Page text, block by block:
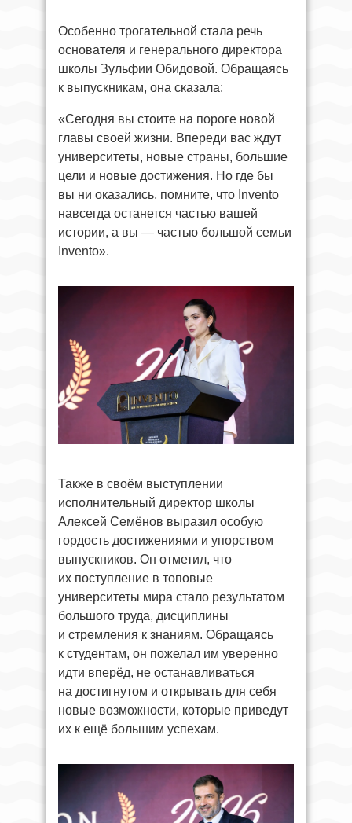
Особенно трогательной стала речь
основателя и генерального директора
школы Зульфии Обидовой. Обращаясь
к выпускникам, она сказала:
«Сегодня вы стоите на пороге новой
главы своей жизни. Впереди вас ждут
университеты, новые страны, большие
цели и новые достижения. Но где бы
вы ни оказались, помните, что Invento
навсегда останется частью вашей
истории, а вы — частью большой семьи
Invento».
Также в своём выступлении
исполнительный директор школы
Алексей Семёнов выразил особую
гордость достижениями и упорством
выпускников. Он отметил, что
их поступление в топовые
университеты мира стало результатом
большого труда, дисциплины
и стремления к знаниям. Обращаясь
к студентам, он пожелал им уверенно
идти вперёд, не останавливаться
на достигнутом и открывать для себя
новые возможности, которые приведут
их к ещё большим успехам.